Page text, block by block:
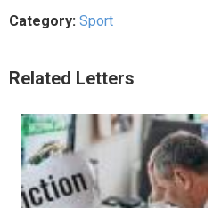
Category: Sport
Related Letters